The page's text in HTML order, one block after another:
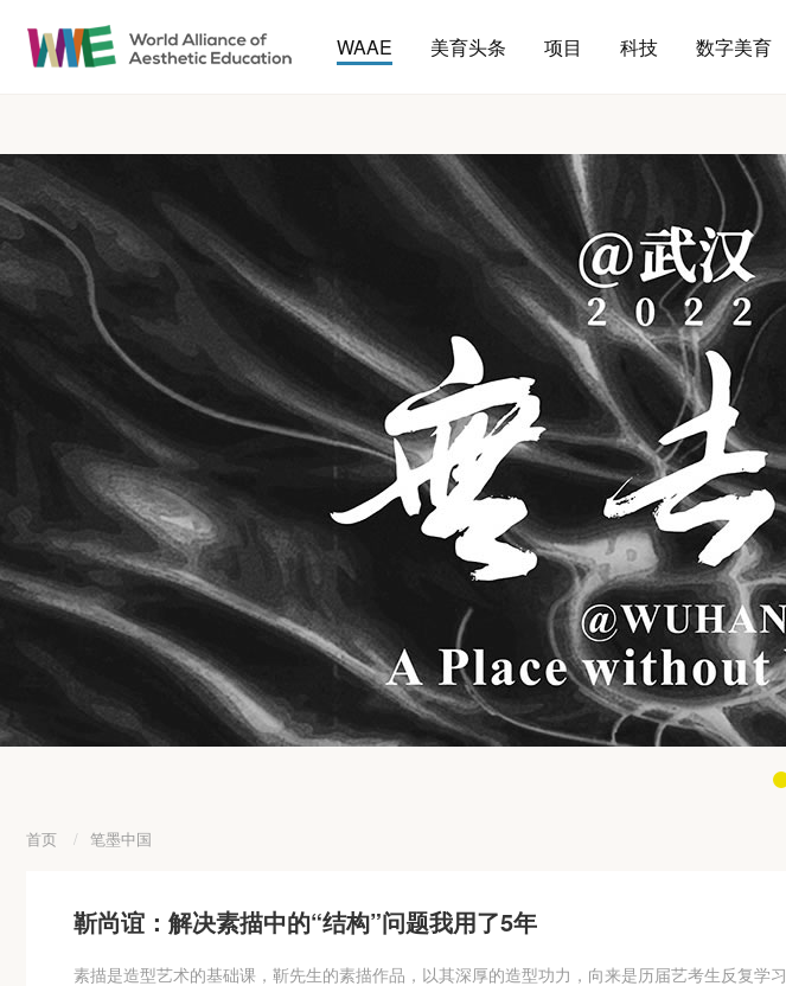
WAAE 美育头条 项目 科技 数字美育
首页 / 笔墨中国
靳尚谊：解决素描中的“结构”问题我用了5年
素描是造型艺术的基础课，靳先生的素描作品，以其深厚的造型功力，向来是历届艺考生反复学习